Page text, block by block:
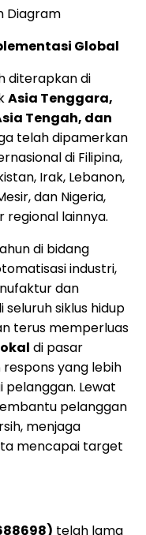
Diagram
Global
diterapkan di
Asia Tenggara,
Tengah, dan
telah dipamerkan
di Filipina,
Irak, Lebanon,
dan Nigeria,
regional lainnya.
di bidang
industri,
dan
siklus hidup
terus memperluas
di pasar
yang lebih
Lewat
pelanggan
menjaga
mencapai target
telah lama